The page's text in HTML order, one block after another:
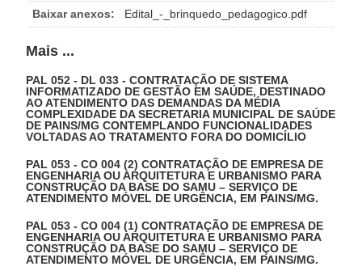
Baixar anexos:
Edital_-_brinquedo_pedagogico.pdf
Mais ...
PAL 052 - DL 033 - CONTRATAÇÃO DE SISTEMA
INFORMATIZADO DE GESTÃO EM SAÚDE, DESTINADO
AO ATENDIMENTO DAS DEMANDAS DA MÉDIA
COMPLEXIDADE DA SECRETARIA MUNICIPAL DE SAÚDE
DE PAINS/MG CONTEMPLANDO FUNCIONALIDADES
VOLTADAS AO TRATAMENTO FORA DO DOMICÍLIO
PAL 053 - CO 004 (2) CONTRATAÇÃO DE EMPRESA DE
ENGENHARIA OU ARQUITETURA E URBANISMO PARA
CONSTRUÇÃO DA BASE DO SAMU – SERVIÇO DE
ATENDIMENTO MÓVEL DE URGÊNCIA, EM PAINS/MG.
PAL 053 - CO 004 (1) CONTRATAÇÃO DE EMPRESA DE
ENGENHARIA OU ARQUITETURA E URBANISMO PARA
CONSTRUÇÃO DA BASE DO SAMU – SERVIÇO DE
ATENDIMENTO MÓVEL DE URGÊNCIA, EM PAINS/MG.